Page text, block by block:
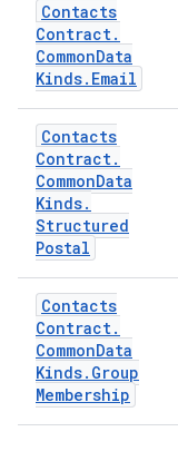
Contacts
Contract.
CommonData
Kinds. Email
Contacts
Contract.
CommonData
Kinds.
Structured
Postal
Contacts
Contract.
CommonData
Kinds. Group
Membership